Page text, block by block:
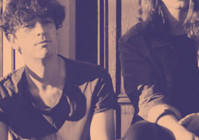
Skip navigatie